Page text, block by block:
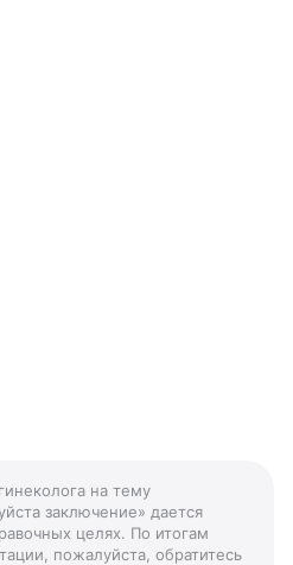
на тему
заключение» дается
целях. По итогам
пожалуйста, обратитесь